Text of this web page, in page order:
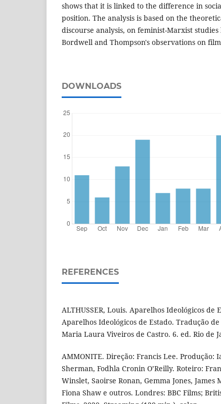
shows that it is linked to the difference in
position. The analysis is based on the
discourse analysis, on feminist-Marxist
Bordwell and Thompson's observations on
DOWNLOADS
REFERENCES
ALTHUSSER, Louis. Aparelhos Ideológicos de
Aparelhos Ideológicos de Estado. Tradução
Maria Laura Viveiros de Castro. 6. ed. Rio de
AMMONITE. Direção: Francis Lee. Produção:
Sherman, Fodhla Cronin O’Reilly. Roteiro:
Winslet, Saoirse Ronan, Gemma Jones, James
Fiona Shaw e outros. Londres: BBC Films;